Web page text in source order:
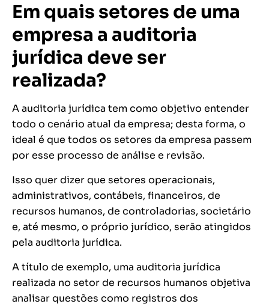
Em quais setores de uma
empresa a auditoria
jurídica deve ser
realizada?
A auditoria jurídica tem como objetivo entender
todo o cenário atual da empresa; desta forma, o
ideal é que todos os setores da empresa passem
por esse processo de análise e revisão.
Isso quer dizer que setores operacionais,
administrativos, contábeis, financeiros, de
recursos humanos, de controladorias, societário
e, até mesmo, o próprio jurídico, serão atingidos
pela auditoria jurídica.
A título de exemplo, uma auditoria jurídica
realizada no setor de recursos humanos objetiva
analisar questões como registros dos